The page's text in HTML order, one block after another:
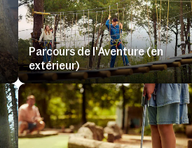
Parcours de l'Aventure (en
extérieur)